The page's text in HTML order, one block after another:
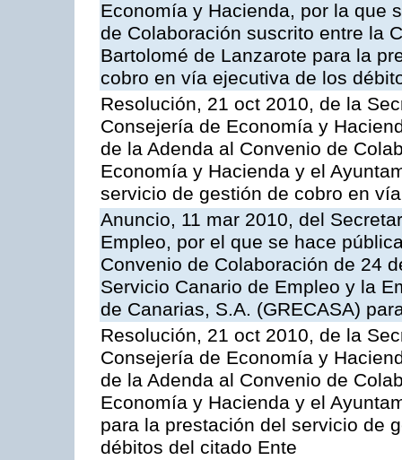
Economía y Hacienda, por la que
de Colaboración suscrito entre la
Bartolomé de Lanzarote para la
cobro en vía ejecutiva de los
Resolución, 21 oct 2010, de la
Consejería de Economía y
de la Adenda al Convenio de
Economía y Hacienda y el
servicio de gestión de cobro en
Anuncio, 11 mar 2010, del
Empleo, por el que se hace
Convenio de Colaboración de 24
Servicio Canario de Empleo y la
de Canarias, S.A. (GRECASA)
Resolución, 21 oct 2010, de la
Consejería de Economía y
de la Adenda al Convenio de
Economía y Hacienda y el
para la prestación del servicio de
débitos del citado Ente